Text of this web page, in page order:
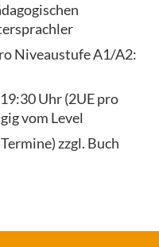
Niveaustufe A1/A2:
Uhr (2UE pro
vom Level
zzgl. Buch